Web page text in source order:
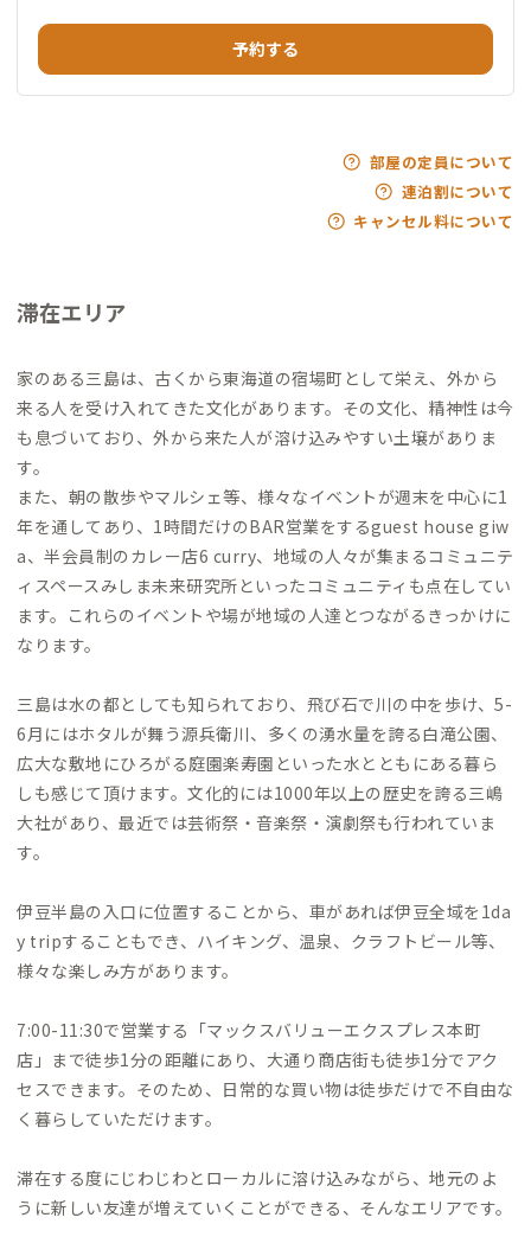
予約する
部屋の定員について
連泊割について
キャンセル料について
滞在エリア
家のある三島は、古くから東海道の宿場町として栄え、外から
来る人を受け入れてきた文化があります。その文化、精神性は今
も息づいており、外から来た人が溶け込みやすい土壌がありま
す。
また、朝の散歩やマルシェ等、様々なイベントが週末を中心に1
年を通してあり、1時間だけのBAR営業をするguest house giw
a、半会員制のカレー店6 curry、地域の人々が集まるコミュニテ
ィスペースみしま未来研究所といったコミュニティも点在してい
ます。これらのイベントや場が地域の人達とつながるきっかけに
なります。
三島は水の都としても知られており、飛び石で川の中を歩け、5-
6月にはホタルが舞う源兵衛川、多くの湧水量を誇る白滝公園、
広大な敷地にひろがる庭園楽寿園といった水とともにある暮ら
しも感じて頂けます。文化的には1000年以上の歴史を誇る三嶋
大社があり、最近では芸術祭・音楽祭・演劇祭も行われていま
す。
伊豆半島の入口に位置することから、車があれば伊豆全域を1da
y tripすることもでき、ハイキング、温泉、クラフトビール等、
様々な楽しみ方があります。
7:00-11:30で営業する「マックスバリューエクスプレス本町
店」まで徒歩1分の距離にあり、大通り商店街も徒歩1分でアク
セスできます。そのため、日常的な買い物は徒歩だけで不自由な
く暮らしていただけます。
滞在する度にじわじわとローカルに溶け込みながら、地元のよ
うに新しい友達が増えていくことができる、そんなエリアです。